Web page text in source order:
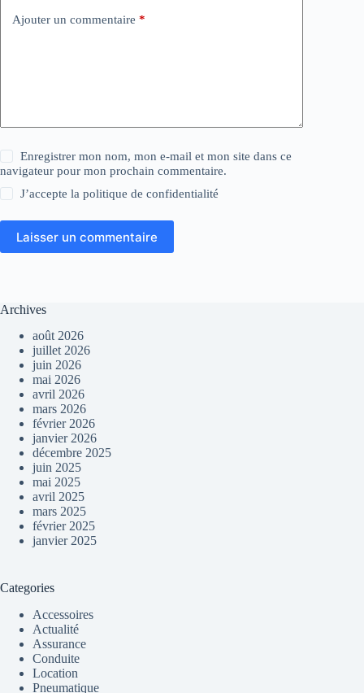
Ajouter un commentaire *
Enregistrer mon nom, mon e-mail et mon site dans ce
navigateur pour mon prochain commentaire.
J’accepte lapolitique de confidentialité
Laisser un commentaire
Archives
août 2026
juillet 2026
juin 2026
mai 2026
avril 2026
mars 2026
février 2026
janvier 2026
décembre 2025
juin 2025
mai 2025
avril 2025
mars 2025
février 2025
janvier 2025
Categories
Accessoires
Actualité
Assurance
Conduite
Location
Pneumatique